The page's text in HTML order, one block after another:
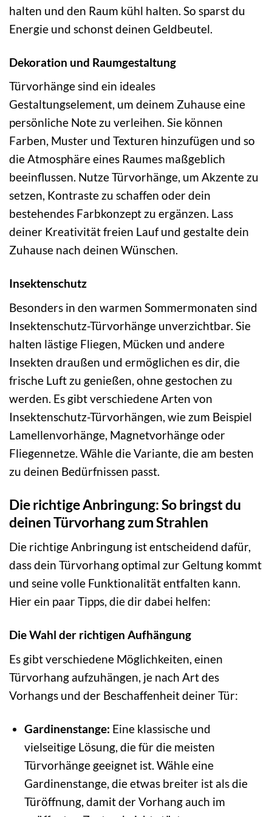
halten und den Raum kühl halten. So sparst du
Energie und schonst deinen Geldbeutel.
Dekoration und Raumgestaltung
Türvorhänge sind ein ideales
Gestaltungselement, um deinem Zuhause eine
persönliche Note zu verleihen. Sie können
Farben, Muster und Texturen hinzufügen und so
die Atmosphäre eines Raumes maßgeblich
beeinflussen. Nutze Türvorhänge, um Akzente zu
setzen, Kontraste zu schaffen oder dein
bestehendes Farbkonzept zu ergänzen. Lass
deiner Kreativität freien Lauf und gestalte dein
Zuhause nach deinen Wünschen.
Insektenschutz
Besonders in den warmen Sommermonaten sind
Insektenschutz-Türvorhänge unverzichtbar. Sie
halten lästige Fliegen, Mücken und andere
Insekten draußen und ermöglichen es dir, die
frische Luft zu genießen, ohne gestochen zu
werden. Es gibt verschiedene Arten von
Insektenschutz-Türvorhängen, wie zum Beispiel
Lamellenvorhänge, Magnetvorhänge oder
Fliegennetze. Wähle die Variante, die am besten
zu deinen Bedürfnissen passt.
Die richtige Anbringung: So bringst du
deinen Türvorhang zum Strahlen
Die richtige Anbringung ist entscheidend dafür,
dass dein Türvorhang optimal zur Geltung kommt
und seine volle Funktionalität entfalten kann.
Hier ein paar Tipps, die dir dabei helfen:
Die Wahl der richtigen Aufhängung
Es gibt verschiedene Möglichkeiten, einen
Türvorhang aufzuhängen, je nach Art des
Vorhangs und der Beschaffenheit deiner Tür:
Gardinenstange: Eine klassische und
vielseitige Lösung, die für die meisten
Türvorhänge geeignet ist. Wähle eine
Gardinenstange, die etwas breiter ist als die
Türöffnung, damit der Vorhang auch im